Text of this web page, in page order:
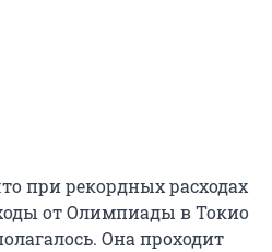
при рекордных расходах
от Олимпиады в Токио
Она проходит